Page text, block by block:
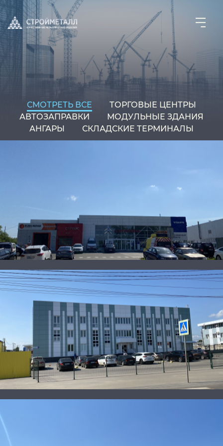
СМОТРЕТЬ ВСЕ
ТОРГОВЫЕ ЦЕНТРЫ
АВТОЗАПРАВКИ
МОДУЛЬНЫЕ ЗДАНИЯ
АНГАРЫ
СКЛАДСКИЕ ТЕРМИНАЛЫ